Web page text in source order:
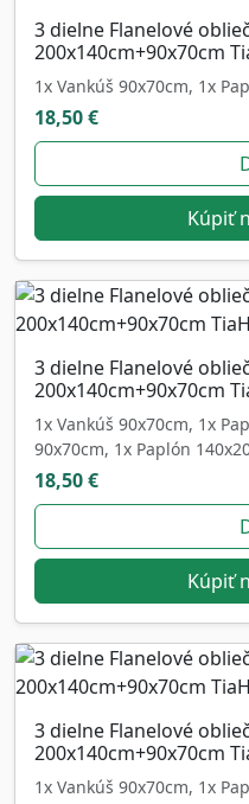
3 dielne Flanelové
200x140cm+90x70cm
1x Vankúš 90x70cm, 1x
18,50 €
Kúpiť
3 dielne Flanelové
200x140cm+90x70cm
1x Vankúš 90x70cm, 1x
90x70cm, 1x Paplón
18,50 €
Kúpiť
3 dielne Flanelové
200x140cm+90x70cm
1x Vankúš 90x70cm, 1x